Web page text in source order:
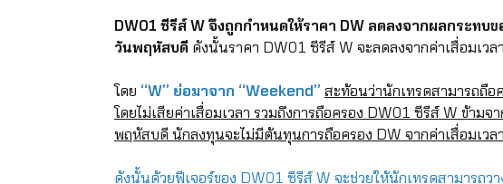
DW01 ซีรีส์ W จึงถูกกำหนดให้ราคา DW ลดลงจากผลกระทบ
วันพฤหัสบดี ดังนั้นราคา DW01 ซีรีส์ W จะลดลงจากค่าเสื่อมเว
โดย “W” ย่อมาจาก “Weekend”สะท้อนว่านักเทรดสามารถถื
โดยไม่เสียค่าเสื่อมเวลา รวมถึงการถือครอง DW01 ซีรีส์ W ข้าม
พฤหัสบดี นักลงทุนจะไม่มีต้นทุนการถือครอง DW จากค่าเสื่อมเวล
ดังนั้นด้วยฟีเจอร์ของ DW01 ซีรีส์ W จะช่วยให้นักเทรดสามารถว